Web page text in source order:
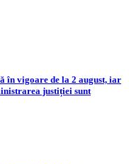
în vigoare de la 2 august, iar
justiției sunt